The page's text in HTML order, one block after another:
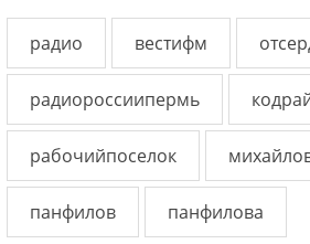
радио вестифм
радиороссиипермь
рабочийпоселок
панфилов панфилова